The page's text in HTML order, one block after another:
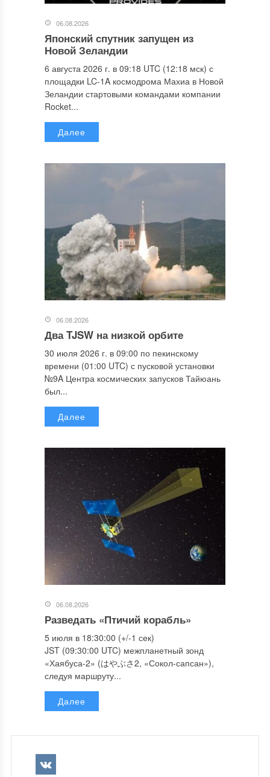
06.08.2026
Японский спутник запущен из
Новой Зеландии
6 августа 2026 г. в 09:18 UTC (12:18 мск) с
площадки LC-1A космодрома Махиа в Новой
Зеландии стартовыми командами компании
Rocket...
Далее
06.08.2026
Два TJSW на низкой орбите
30 июля 2026 г. в 09:00 по пекинскому
времени (01:00 UTC) с пусковой установки
№9A Центра космических запусков Тайюань
был...
Далее
06.08.2026
Разведать «Птичий корабль»
5 июля в 18:30:00 (+/-1 сек)
JST (09:30:00 UTC) межпланетный зонд
«Хаябуса-2» (はやぶさ2, «Сокол-сапсан»),
следуя маршруту...
Далее